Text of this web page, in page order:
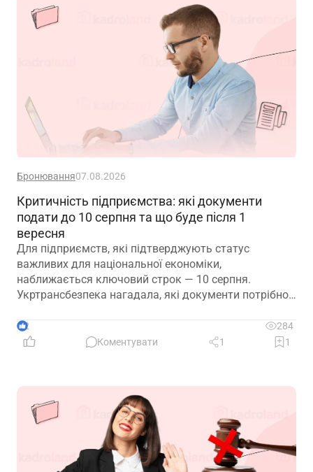
Бронювання07.08.2026
Критичність підприємства: які документи
подати до 10 серпня та що буде після 1
вересня
Для підприємств, які підтверджують статус
важливих для національної економіки,
наближається ключовий строк — 10 серпня.
Укртрансбезпека нагадала, які документи потрібно
що очікує на компанії, які не встигнуть підтвердити
свій статус
2
284
Коментувати
1 1